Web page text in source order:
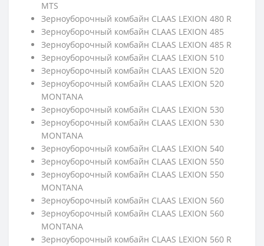
MTS
Зерноуборочный комбайн CLAAS LEXION 480 R
Зерноуборочный комбайн CLAAS LEXION 485
Зерноуборочный комбайн CLAAS LEXION 485 R
Зерноуборочный комбайн CLAAS LEXION 510
Зерноуборочный комбайн CLAAS LEXION 520
Зерноуборочный комбайн CLAAS LEXION 520
MONTANA
Зерноуборочный комбайн CLAAS LEXION 530
Зерноуборочный комбайн CLAAS LEXION 530
MONTANA
Зерноуборочный комбайн CLAAS LEXION 540
Зерноуборочный комбайн CLAAS LEXION 550
Зерноуборочный комбайн CLAAS LEXION 550
MONTANA
Зерноуборочный комбайн CLAAS LEXION 560
Зерноуборочный комбайн CLAAS LEXION 560
MONTANA
Зерноуборочный комбайн CLAAS LEXION 560 R